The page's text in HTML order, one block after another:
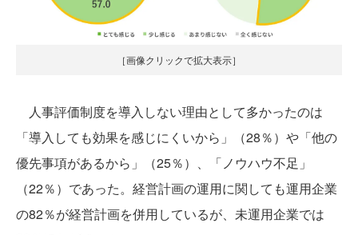
［画像クリックで拡大表示］
人事評価制度を導入しない理由として多かったのは
「導入しても効果を感じにくいから」（28％）や「他の
優先事項があるから」（25％）、「ノウハウ不足」
（22％）であった。経営計画の運用に関しても運用企業
の82％が経営計画を併用しているが、未運用企業では